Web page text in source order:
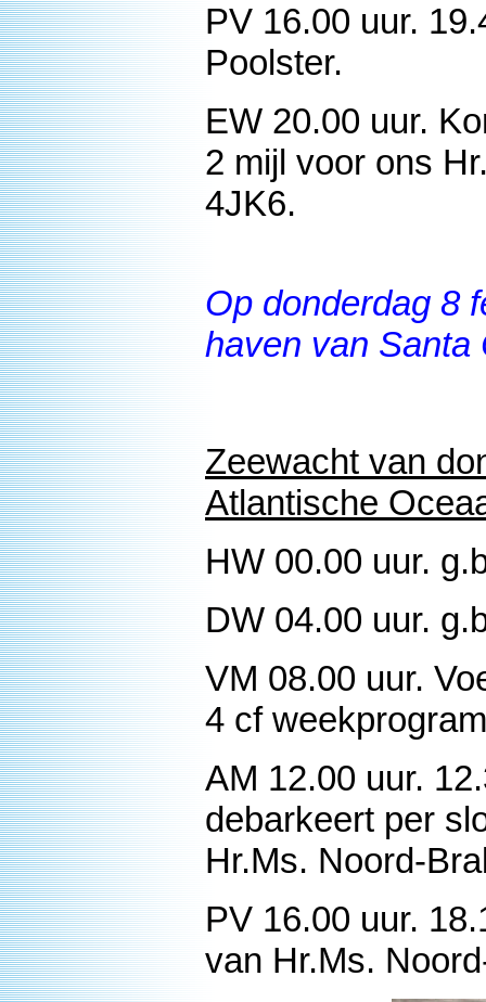
PV 16.00 uur.
Poolster.
EW 20.00 uur.
2 mijl voor ons
4JK6.
Op donderdag 8
haven van Santa
Zeewacht van
Atlantische
HW 00.00 uur.
DW 04.00 uur.
VM 08.00 uur.
4 cf
AM 12.00 uur.
debarkeert per
Hr.Ms. Noord-
PV 16.00 uur.
van Hr.Ms.